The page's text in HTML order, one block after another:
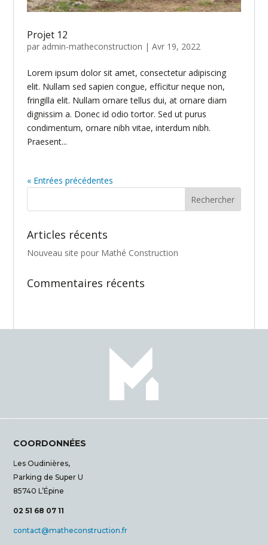
Projet 12
par admin-matheconstruction | Avr 19, 2022
Lorem ipsum dolor sit amet, consectetur adipiscing
elit. Nullam sed sapien congue, efficitur neque non,
fringilla elit. Nullam ornare tellus dui, at ornare diam
dignissim a. Donec id odio tortor. Sed ut purus
condimentum, ornare nibh vitae, interdum nibh.
Praesent...
« Entrées précédentes
Articles récents
Nouveau site pour Mathé Construction
Commentaires récents
COORDONNÉES
Les Oudinières,
Parking de Super U
85740 L’Épine
02 51 68 07 11
contact@matheconstruction.fr